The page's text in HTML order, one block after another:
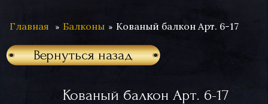
Главная Балконы Кованый балкон Арт. 6-17
Вернуться назад
Кованый балкон Арт. 6-17